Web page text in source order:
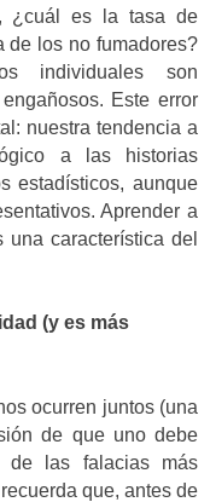
¿cuál es la tasa de
de los no fumadores?
individuales son
Este error
nuestra tendencia a
a las historias
estadísticos, aunque
Aprender a
característica del
(y es más
ocurren juntos (una
de que uno debe
las falacias más
que, antes de